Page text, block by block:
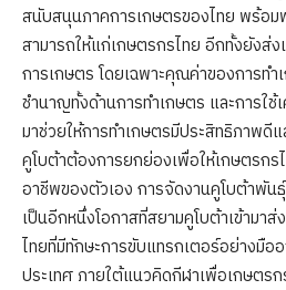
สนับสนุนภาคการเกษตรของไทย พร้อ
สามารถให้แก่เกษตรกรไทย อีกทั้งยังส่
การเกษตร โดยเฉพาะคุณค่าของการทำ
ชำนาญทั้งด้านการทำเกษตร และการใช้
มาช่วยให้การทำเกษตรมีประสิทธิภาพดี
คูโบต้าต้องการยกย่องเพื่อให้เกษตรกร
อาชีพของตัวเอง การจัดงานคูโบต้าพั
เป็นอีกหนึ่งโอกาสที่สยามคูโบต้าเข้ามาส่
ไทยที่มีทักษะการขับแทรกเตอร์อย่างมือ
ประเทศ ภายใต้แนวคิดกีฬาเพื่อเกษตรก